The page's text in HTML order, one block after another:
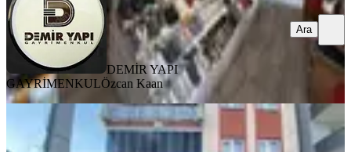
DEMİR YAPI
GAYRİMENKULÖzcan Kaan
Ara
Kocakaya Emlaktan Devren Satilik
Market